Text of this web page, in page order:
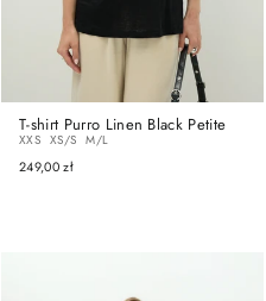
T-shirt Purro Linen Black Petite
ROZMIAR
XXS XS/S M/L
249,00 zł